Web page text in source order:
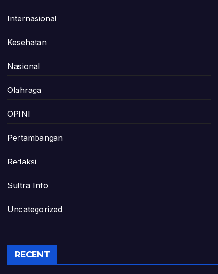
Internasional
Kesehatan
Nasional
Olahraga
OPINI
Pertambangan
Redaksi
Sultra Info
Uncategorized
RECENT